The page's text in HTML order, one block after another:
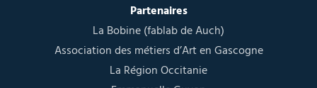
Partenaires
La Bobine (fablab de Auch)
Association des métiers d’Art en Gascogne
La Région Occitanie